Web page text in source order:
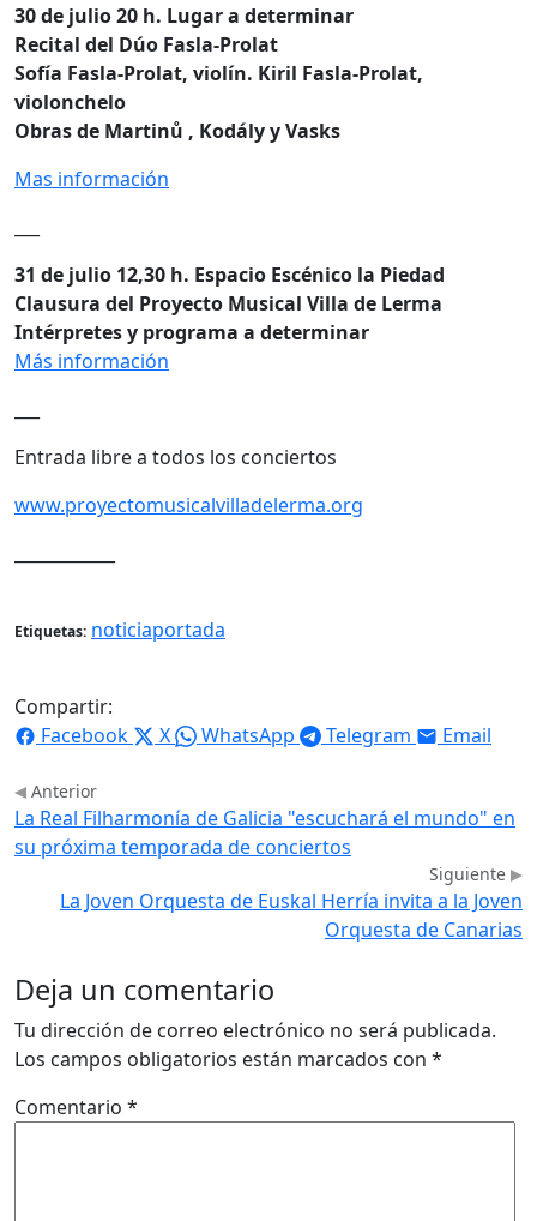
30 de julio 20 h. Lugar a determinar
Recital del Dúo Fasla-Prolat
Sofía Fasla-Prolat, violín. Kiril Fasla-Prolat,
violonchelo
Obras de Martinů , Kodály y Vasks
Mas información
31 de julio 12,30 h. Espacio Escénico la Piedad
Clausura del Proyecto Musical Villa de Lerma
Intérpretes y programa a determinar
Más información
Entrada libre a todos los conciertos
www.proyectomusicalvilladelerma.org
Etiquetas: noticiaportada
Compartir:
Facebook
X WhatsApp Telegram Email
Anterior
La Real Filharmonía de Galicia "escuchará el mundo" en
su próxima temporada de conciertos
Siguiente
La Joven Orquesta de Euskal Herría invita a la Joven
Orquesta de Canarias
Deja un comentario
Tu dirección de correo electrónico no será publicada.
Los campos obligatorios están marcados con *
Comentario *